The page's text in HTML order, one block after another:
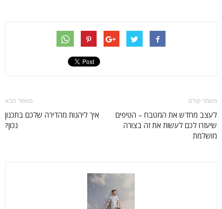
מאמר קודם
לעצב מחדש את המטבח – הטיפים
שיעזרו לכם לעשות את זה בצורה
מושלמת
מאמר הבא
איך ליהנות מהדירה שלכם בתכנון
נכון?